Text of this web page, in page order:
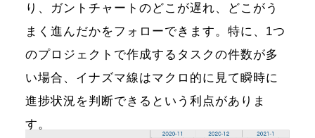
り、ガントチャートのどこが遅れ、どこがう
まく進んだかをフォローできます。特に、1つ
のプロジェクトで作成するタスクの件数が多
い場合、イナズマ線はマクロ的に見て瞬時に
進捗状況を判断できるという利点がありま
す。